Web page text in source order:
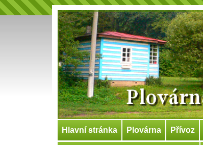
Hlavní stránka Plovárna Přívoz